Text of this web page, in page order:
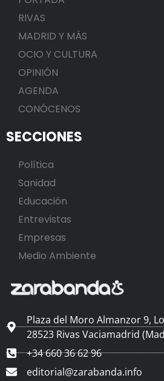
RIVAS
MADRID Y MÁS
OCIO Y CULTURA
OPINIÓN
AGENDA
CONÓCENOS
SECCIONES
Política
Sanidad
Educación
Entrevistas
Empresas
Medio Ambiente
Plaza del Moro Almanzor 9,
28523 Rivas Vaciamadrid
+34 660 36 62 96
editorial@zarabanda.info